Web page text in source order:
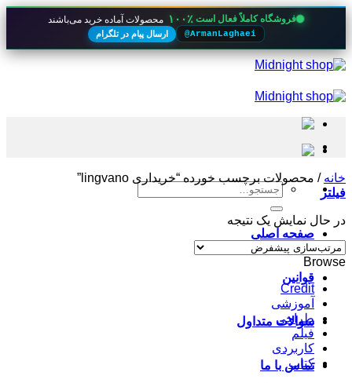
فروشگاه کاملاً فعال است ۱۰۰٪ محصولات آماده خرید می‌باشند
@ArmanLaghaei ارسال پیام در تلگرام
Skip
to
جستجو
صفحه اصلی
قوانین
سوالات متداول
تماس با ما
خانه / محصولات برچسب خورده “خریداری lingvano”
فیلتر
در حال نمایش یک نتیجه
Browse
Credit
آموزشی
طراحی
فیلم
کاربردی
کتاب